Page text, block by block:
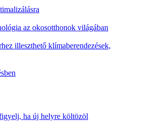
az okosotthonok világában
illeszthető klímaberendezések,
ha új helyre költözöl